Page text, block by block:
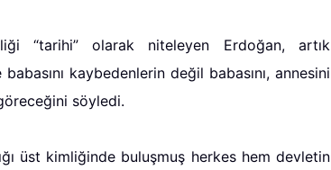
“tarihi” olarak niteleyen Erdoğan, artık
kaybedenlerin değil babasını, annesini
söyledi.
üst kimliğinde buluşmuş herkes hem devletin